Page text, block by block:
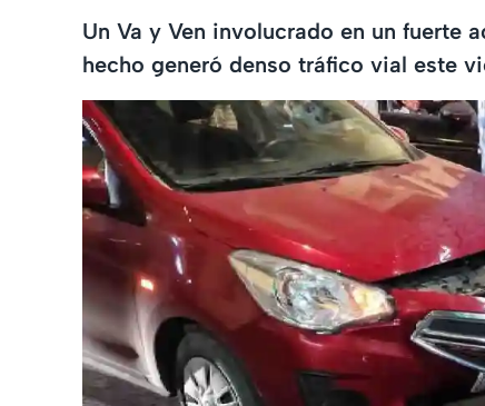
Un Va y Ven involucrado en un fuerte
hecho generó denso tráfico vial este